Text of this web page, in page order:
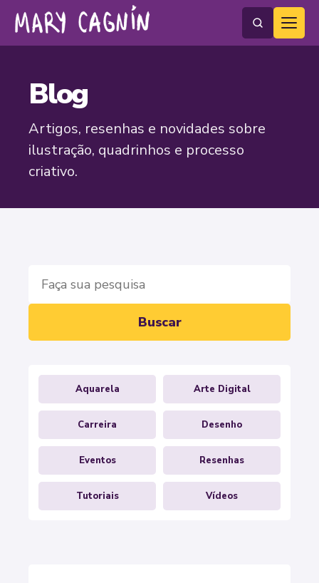
Blog
Artigos, resenhas e novidades sobre
ilustração, quadrinhos e processo
criativo.
Buscar
Aquarela Arte Digital
Carreira Desenho
Eventos Resenhas
Tutoriais Vídeos